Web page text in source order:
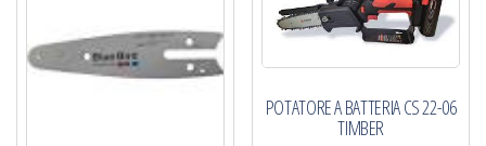
POTATORE A BATTERIA CS 22-06
TIMBER